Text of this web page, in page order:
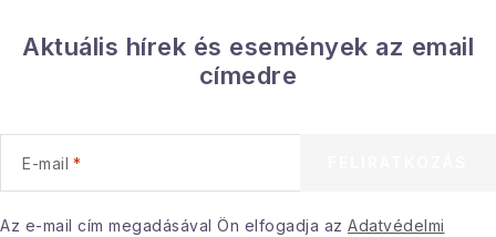
Aktuális hírek és események az email
címedre
E-mail
Az e-mail cím megadásával Ön elfogadja az Adatvédelmi